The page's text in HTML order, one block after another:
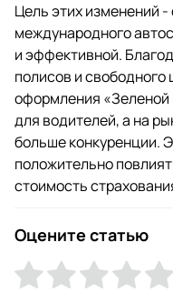
Цель этих изменений
международного
и эффективной.
полисов и
оформления «Зеленой
для водителей, а на
больше конкуренции.
положительно
стоимость
Оцените статью